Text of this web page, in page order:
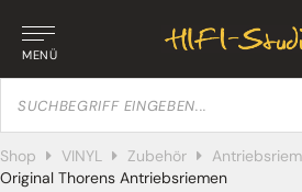
MENÜ
Products
search
Shop VINYL Zubehör
Original Thorens Antriebsriemen